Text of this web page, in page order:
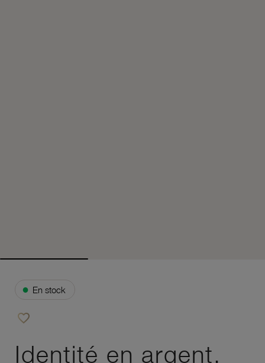
● En stock
favorite_border
Identité en argent,